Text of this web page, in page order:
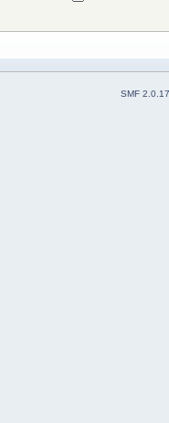
SMF 2.0.17